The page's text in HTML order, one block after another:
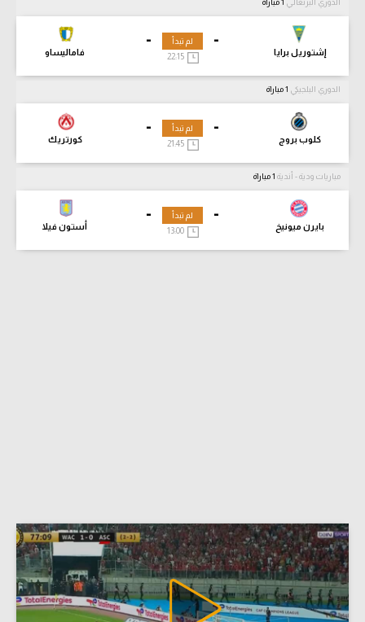
الدوري البرتغالي
-
إشتوريل برايا
-
فاماليساو
لم تبدأ
22:15
الدوري البلجيكي
-
كلوب بروج
-
كورتريك
لم تبدأ
21:45
مباريات ودية - أندية
-
بايرن ميونيخ
-
أستون فيلا
لم تبدأ
13:00